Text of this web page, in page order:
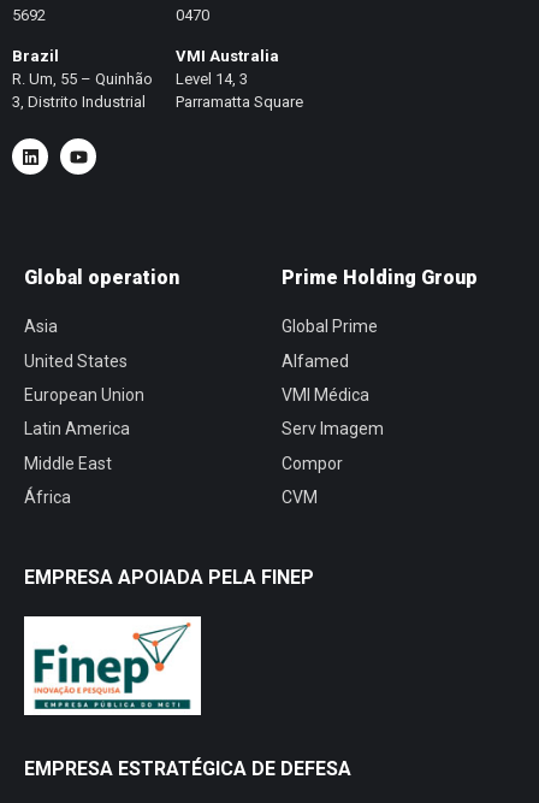
5692
Brazil
R. Um, 55 – Quinhão
3, Distrito Industrial
0470
VMI Australia
Level 14, 3
Parramatta Square
Global operation
Asia
United States
European Union
Latin America
Middle East
África
Prime Holding Group
Global Prime
Alfamed
VMI Médica
Serv Imagem
Compor
CVM
EMPRESA APOIADA PELA FINEP
EMPRESA ESTRATÉGICA DE DEFESA